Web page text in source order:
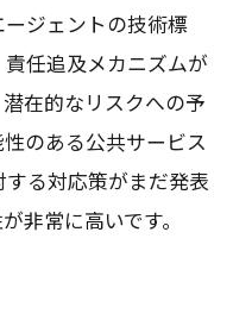
ジェントの技術標
任追及メカニズムが
在的なリスクへの予
のある公共サービス
る対応策がまだ発表
非常に高いです。